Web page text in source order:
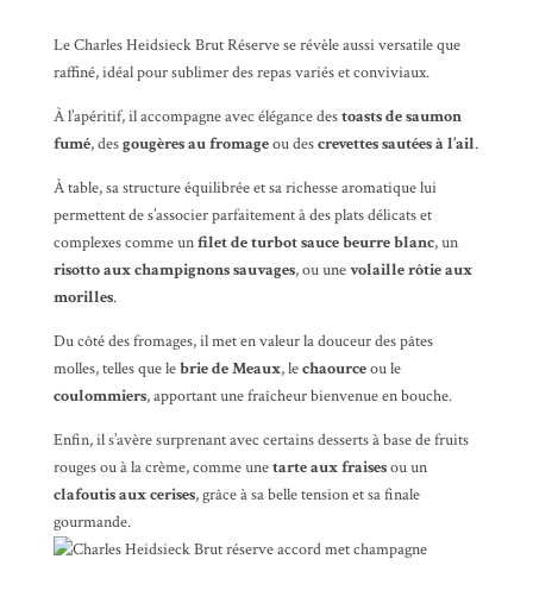
Le Charles Heidsieck Brut Réserve se révèle aussi versatile que
raffiné, idéal pour sublimer des repas variés et conviviaux.
À l’apéritif, il accompagne avec élégance destoasts de saumon
fumé, desgougères au fromageou descrevettes sautées à l’ail.
À table, sa structure équilibrée et sa richesse aromatique lui
permettent de s’associer parfaitement à des plats délicats et
complexes comme unfilet de turbot sauce beurre blanc, un
risotto aux champignons sauvages, ou unevolaille rôtie aux
morilles.
Du côté des fromages, il met en valeur la douceur des pâtes
molles, telles que lebrie de Meaux, lechaourceou le
coulommiers, apportant une fraîcheur bienvenue en bouche.
Enfin, il s’avère surprenant avec certains desserts à base de fruits
rouges ou à la crème, comme unetarte aux fraisesou un
clafoutis aux cerises, grâce à sa belle tension et sa finale
gourmande.